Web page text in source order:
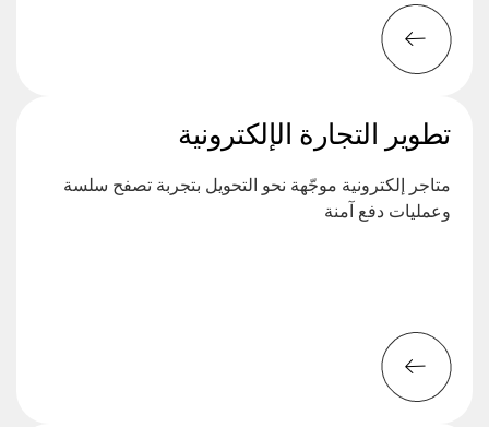
تطوير التجارة الإلكترونية
متاجر إلكترونية موجّهة نحو التحويل بتجربة تصفح سلسة
وعمليات دفع آمنة